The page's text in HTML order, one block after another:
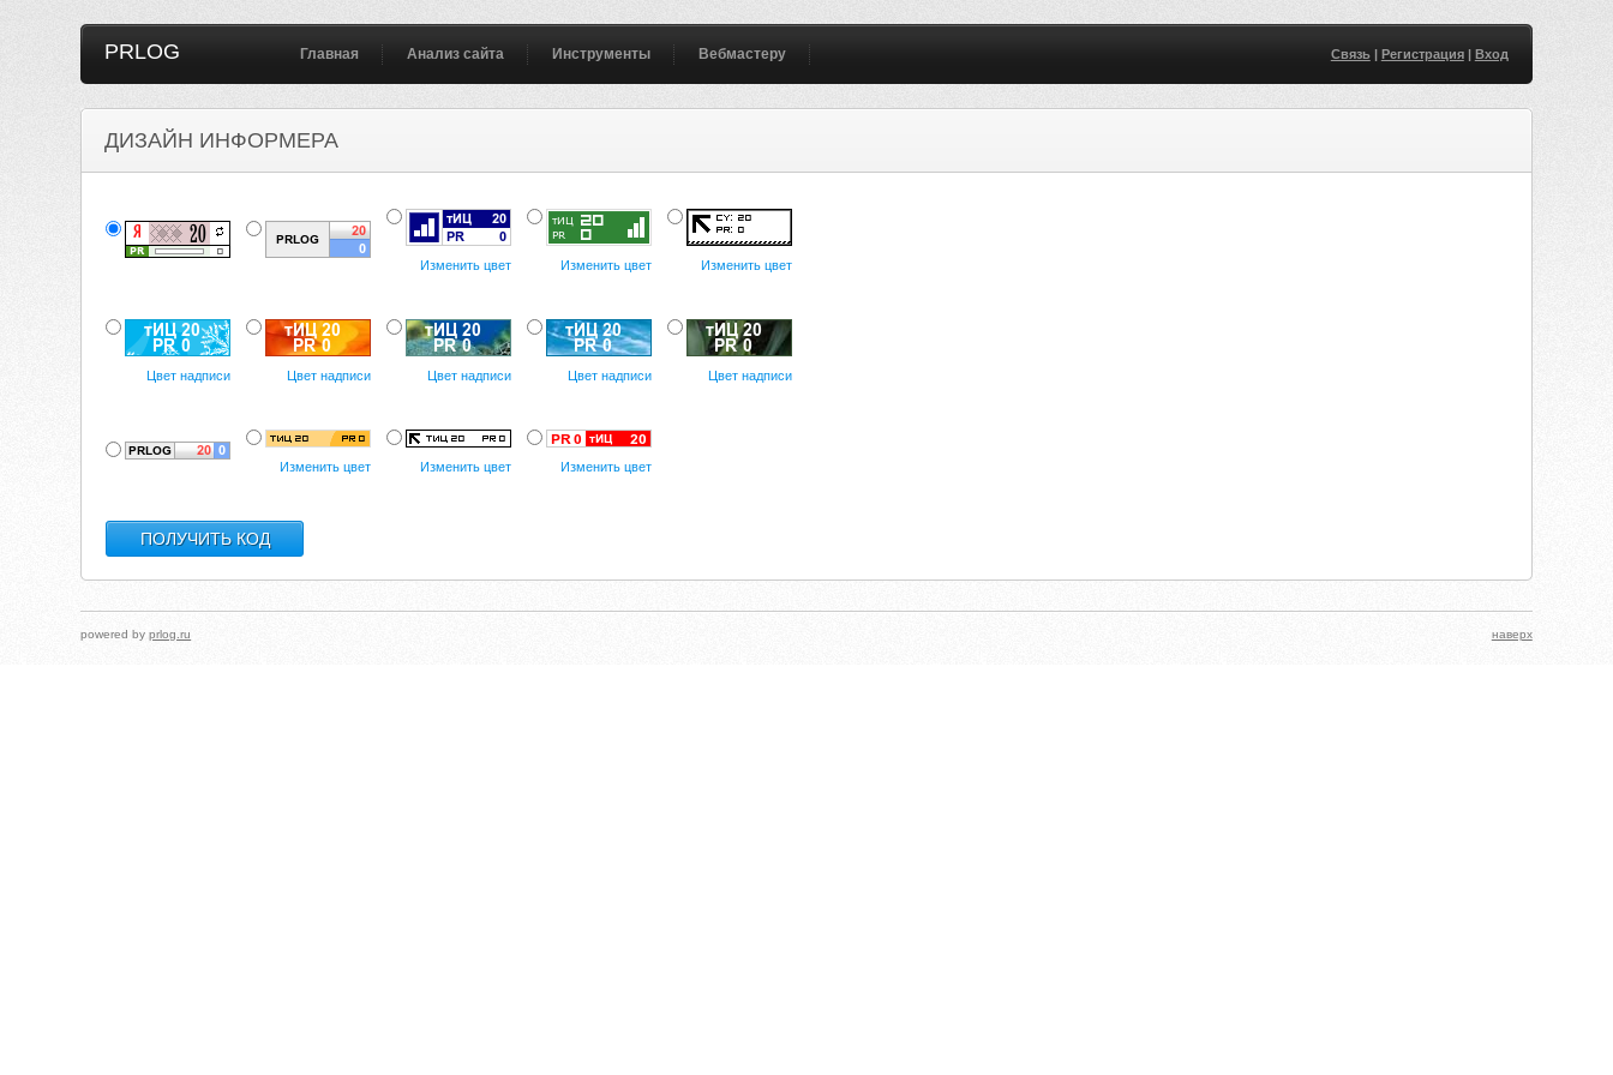
PRLOG Главная Анализ сайта Инструменты Вебмастеру Связь| Регистрация| Вход
ДИЗАЙН ИНФОРМЕРА
Изменить цвет Изменить цвет Изменить цвет
Цвет надписи Цвет надписи Цвет надписи Цвет надписи Цвет надписи
Изменить цвет Изменить цвет Изменить цвет
powered byprlog.ru наверх